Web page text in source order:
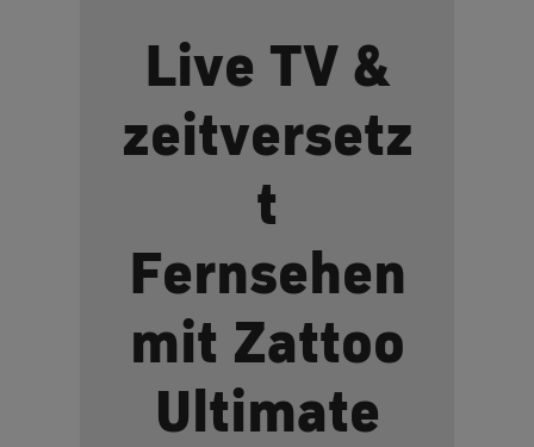
Live TV &
zeitversetz
t
Fernsehen
mit Zattoo
Ultimate